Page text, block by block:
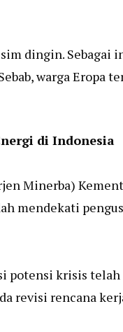
dingin.
warga Eropa
di Indonesia
Minerba)
mendekati
potensi krisis
revisi rencana